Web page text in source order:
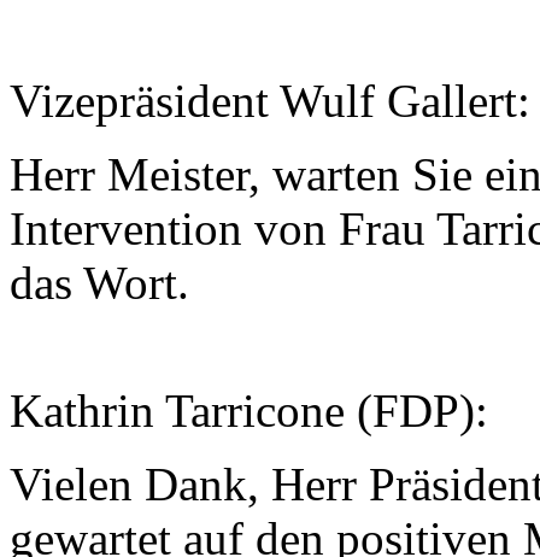
Vizepräsident Wulf
Herr Meister, warten Sie
Intervention von Frau
das Wort.
Kathrin Tarricone (FDP):
Vielen Dank, Herr
gewartet auf den positiven